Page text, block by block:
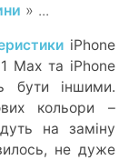
» ...
iPhone
Max та iPhone
бути іншими.
кольори –
на заміну
не дуже